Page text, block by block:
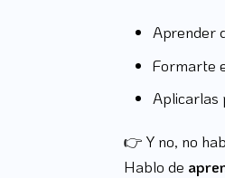
Aprender
Formarte
Aplicarlas
👉 Y no, no
Hablo de